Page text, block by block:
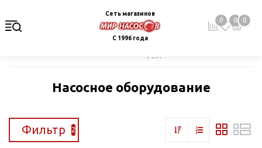
Сеть магазинов
С 1996 года
0 0 0
Насосное оборудование
Фильтр 2